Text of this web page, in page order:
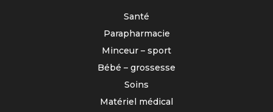
Santé
Parapharmacie
Minceur – sport
Bébé – grossesse
Soins
Matériel médical